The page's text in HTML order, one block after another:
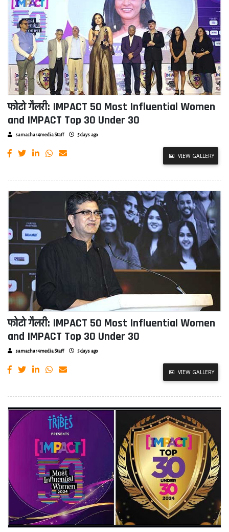
फोटो गैलरी: IMPACT 50 Most Influential Women
and IMPACT Top 30 Under 30
samachar4media Staff 5 days ago
VIEW GALLERY
फोटो गैलरी: IMPACT 50 Most Influential Women
and IMPACT Top 30 Under 30
samachar4media Staff 5 days ago
VIEW GALLERY